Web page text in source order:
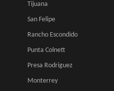
Tijuana
San Felipe
Rancho Escondido
Punta Colnett
Presa Rodriguez
Monterrey